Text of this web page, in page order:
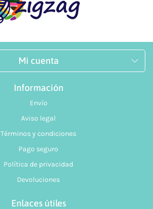
Mi cuenta
Información
Envío
Aviso legal
Términos y condiciones
Pago seguro
Política de privacidad
Devoluciones
Enlaces útiles